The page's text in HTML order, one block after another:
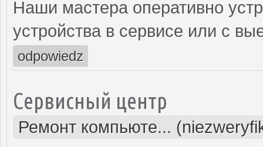
Наши мастера оперативно
устройства в сервисе или с
odpowiedz
Сервисный центр
Ремонт компьюте...